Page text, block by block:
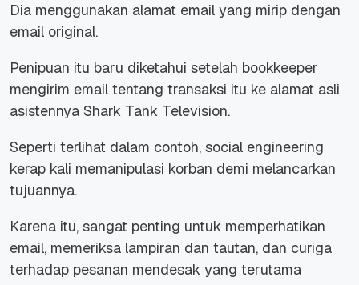
Dia menggunakan alamat email yang mirip dengan
email original.
Penipuan itu baru diketahui setelah bookkeeper
mengirim email tentang transaksi itu ke alamat asli
asistennya Shark Tank Television.
Seperti terlihat dalam contoh, social engineering
kerap kali memanipulasi korban demi melancarkan
tujuannya.
Karena itu, sangat penting untuk memperhatikan
email, memeriksa lampiran dan tautan, dan curiga
terhadap pesanan mendesak yang terutama